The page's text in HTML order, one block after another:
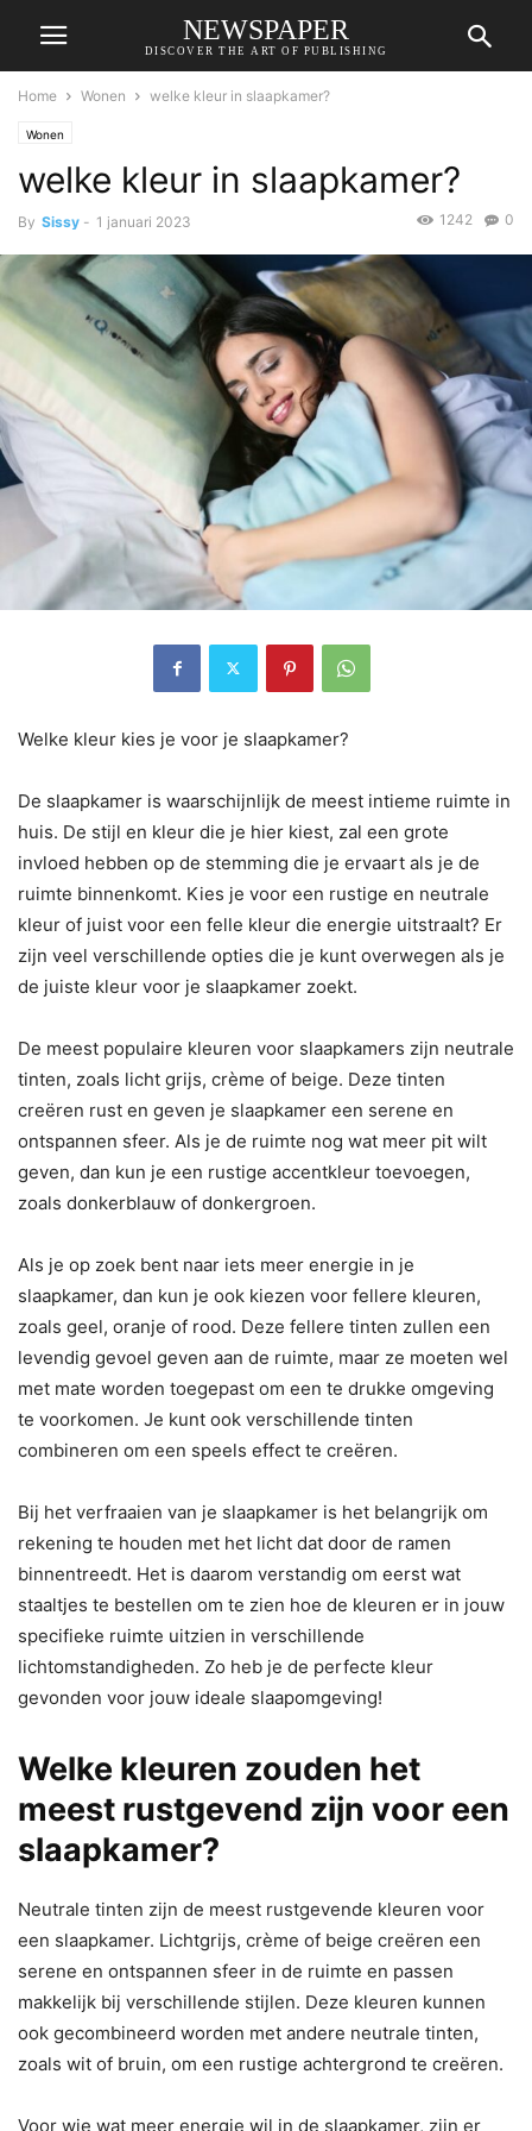
NEWSPAPER
DISCOVER THE ART OF PUBLISHING
Home Wonen welke kleur in slaapkamer?
Wonen
welke kleur in slaapkamer?
By Sissy - 1 januari 2023 0
1242
Welke kleur kies je voor je slaapkamer?
De slaapkamer is waarschijnlijk de meest intieme ruimte in
huis. De stijl en kleur die je hier kiest, zal een grote
invloed hebben op de stemming die je ervaart als je de
ruimte binnenkomt. Kies je voor een rustige en neutrale
kleur of juist voor een felle kleur die energie uitstraalt? Er
zijn veel verschillende opties die je kunt overwegen als je
de juiste kleur voor je slaapkamer zoekt.
De meest populaire kleuren voor slaapkamers zijn neutrale
tinten, zoals licht grijs, crème of beige. Deze tinten
creëren rust en geven je slaapkamer een serene en
ontspannen sfeer. Als je de ruimte nog wat meer pit wilt
geven, dan kun je een rustige accentkleur toevoegen,
zoals donkerblauw of donkergroen.
Als je op zoek bent naar iets meer energie in je
slaapkamer, dan kun je ook kiezen voor fellere kleuren,
zoals geel, oranje of rood. Deze fellere tinten zullen een
levendig gevoel geven aan de ruimte, maar ze moeten wel
met mate worden toegepast om een te drukke omgeving
te voorkomen. Je kunt ook verschillende tinten
combineren om een speels effect te creëren.
Bij het verfraaien van je slaapkamer is het belangrijk om
rekening te houden met het licht dat door de ramen
binnentreedt. Het is daarom verstandig om eerst wat
staaltjes te bestellen om te zien hoe de kleuren er in jouw
specifieke ruimte uitzien in verschillende
lichtomstandigheden. Zo heb je de perfecte kleur
gevonden voor jouw ideale slaapomgeving!
Welke kleuren zouden het
meest rustgevend zijn voor een
slaapkamer?
Neutrale tinten zijn de meest rustgevende kleuren voor
een slaapkamer. Lichtgrijs, crème of beige creëren een
serene en ontspannen sfeer in de ruimte en passen
makkelijk bij verschillende stijlen. Deze kleuren kunnen
ook gecombineerd worden met andere neutrale tinten,
zoals wit of bruin, om een rustige achtergrond te creëren.
Voor wie wat meer energie wil in de slaapkamer, zijn er